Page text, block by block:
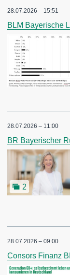
28.07.2026 – 15:51
BLM Bayerische
28.07.2026 – 11:00
BR Bayerischer
2
28.07.2026 – 09:00
Consors Finanz